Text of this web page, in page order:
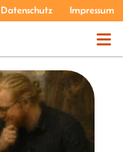
Datenschutz Impressum